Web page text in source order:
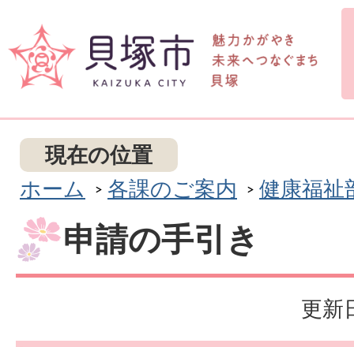
現在の位置
ホーム
各課のご案内 健康福祉
申請の手引き
更新